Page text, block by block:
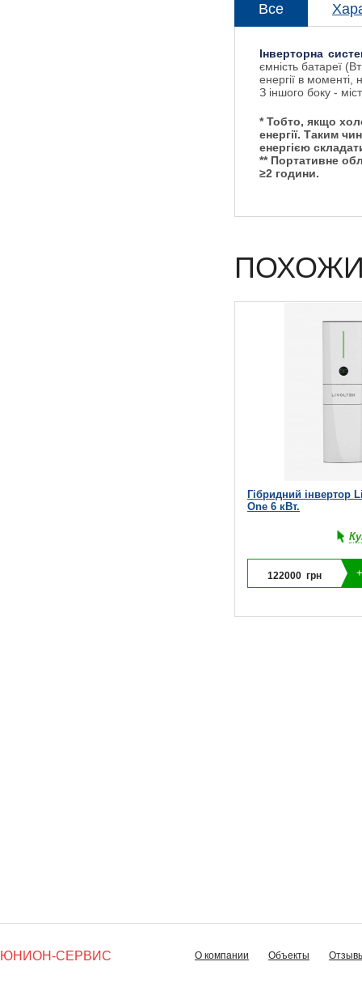
Все
Інверторна
ємність батареї
енергії в
З іншого боку -
* Тобто, якщо
енергії. Таким
енергією
** Портативне
≥2 години.
Гібридний інвертор
One 6 кВт.
122000 грн +
ЮНИОН-СЕРВИС О компании Объекты